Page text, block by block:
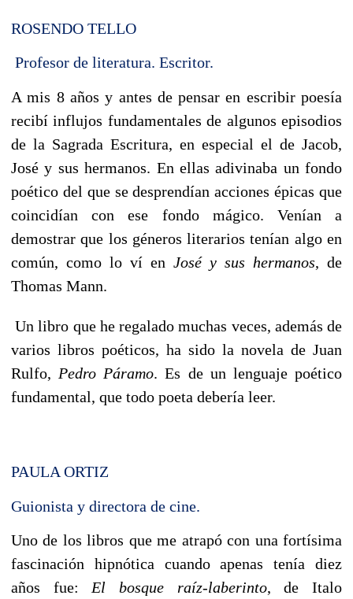
ROSENDO TELLO
Profesor de literatura. Escritor.
A mis 8 años y antes de pensar en escribir poesía
recibí influjos fundamentales de algunos episodios
de la Sagrada Escritura, en especial el de Jacob,
José y sus hermanos. En ellas adivinaba un fondo
poético del que se desprendían acciones épicas que
coincidían con ese fondo mágico. Venían a
demostrar que los géneros literarios tenían algo en
común, como lo ví en José y sus hermanos, de
Thomas Mann.
Un libro que he regalado muchas veces, además de
varios libros poéticos, ha sido la novela de Juan
Rulfo, Pedro Páramo. Es de un lenguaje poético
fundamental, que todo poeta debería leer.
PAULA ORTIZ
Guionista y directora de cine.
Uno de los libros que me atrapó con una fortísima
fascinación hipnótica cuando apenas tenía diez
años fue: El bosque raíz-laberinto, de Italo